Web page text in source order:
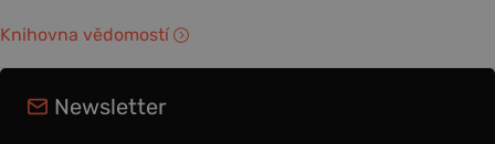
Knihovna vědomostí
Newsletter